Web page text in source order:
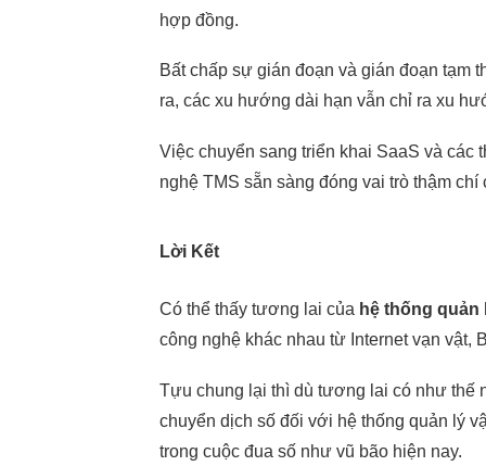
hợp đồng.
Bất chấp sự gián đoạn và gián đoạn tạm
ra, các xu hướng dài hạn vẫn chỉ ra xu
Việc chuyển sang triển khai SaaS và các
nghệ TMS sẵn sàng đóng vai trò thậm
Lời Kết
Có thể thấy tương lai của hệ thống quản
công nghệ khác nhau từ Internet vạn vật,
Tựu chung lại thì dù tương lai có như thế
chuyển dịch số đối với hệ thống quản lý
trong cuộc đua số như vũ bão hiện nay.